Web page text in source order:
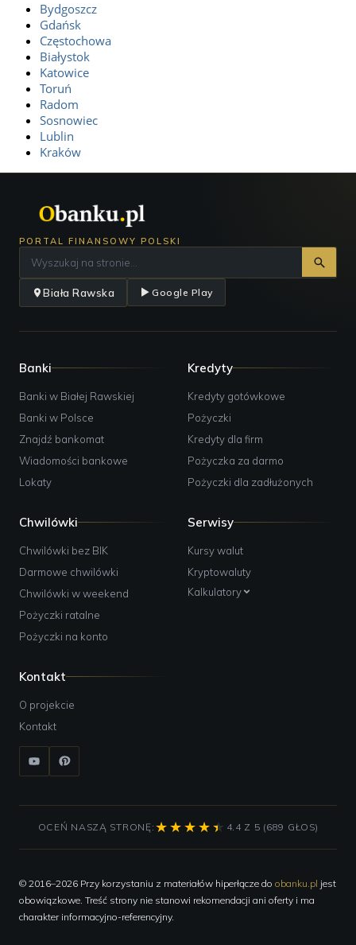
Bydgoszcz
Gdańsk
Częstochowa
Białystok
Katowice
Toruń
Radom
Sosnowiec
Lublin
Kraków
PORTAL FINANSOWY POLSKI
Biała Rawska Google Play
Banki
Banki w Białej Rawskiej
Banki w Polsce
Znajdź bankomat
Wiadomości bankowe
Lokaty
Kredyty
Kredyty gotówkowe
Pożyczki
Kredyty dla firm
Pożyczka za darmo
Pożyczki dla zadłużonych
Chwilówki
Chwilówki bez BIK
Darmowe chwilówki
Chwilówki w weekend
Pożyczki ratalne
Pożyczki na konto
Serwisy
Kursy walut
Kryptowaluty
Kalkulatory
Kontakt
O projekcie
Kontakt
OCEŃ NASZĄ STRONĘ: 4.4 Z 5 (689 GŁOS)
© 2016–2026 Przy korzystaniu z materiałów hiperłącze do obanku.pl jest
obowiązkowe. Treść strony nie stanowi rekomendacji ani oferty i ma
charakter informacyjno-referencyjny.